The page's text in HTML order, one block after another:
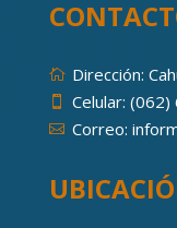
 Dirección:
 Celular:
 Correo: